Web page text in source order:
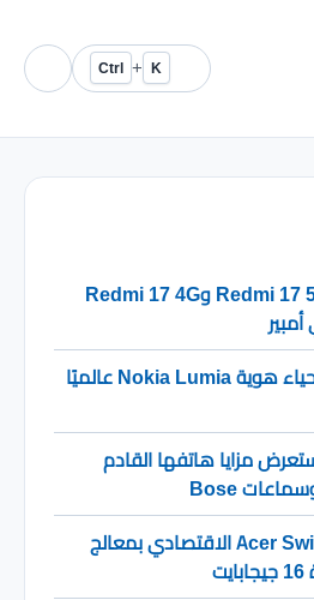
K
+
Ctrl
شاومي تطلق هاتفي Redmi 17 5G وRedmi 17 4G
تسريبات: HMD تستعد لإحياء هوية Nokia Lumia عالميًا
مزايا هاتفها القادم
ايسر تطلق حاسوب Acer Swift Go الاقتصادي بمعالج